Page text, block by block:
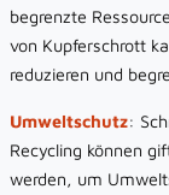
begrenzte
von Kupferschrott
reduzieren und
Umweltschutz:
Recycling können
werden, um